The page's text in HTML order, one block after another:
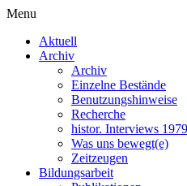
Menu
Aktuell
Archiv
Archiv
Einzelne Bestände
Benutzungshinweise
Recherche
histor. Interviews
Was uns bewegt(e)
Zeitzeugen
Bildungsarbeit